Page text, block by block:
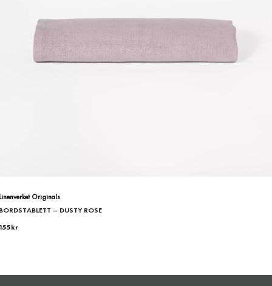
Originals
– DUSTY ROSE
kr